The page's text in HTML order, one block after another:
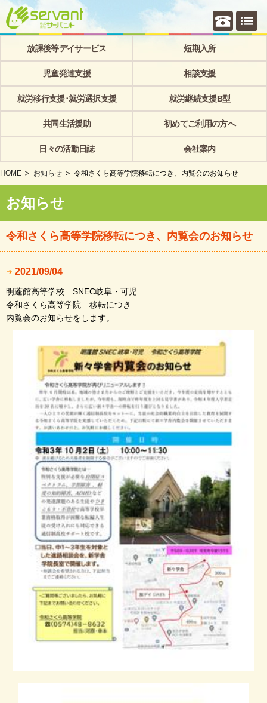
個別相
放課後等デイサービス 短期入所
児童発達支援 相談支援
就労移行支援･就労選択支援 就労継続支援B型
共同生活援助 初めてご利用の方へ
日々の活動日誌 会社案内
HOME お知らせ 令和さくら高等学院移転につき、内覧会のお知らせ
お知らせ
令和さくら高等学院移転につき、内覧会のお知らせ
2021/09/04
明蓬館高等学校 SNEC岐阜・可児
令和さくら高等学院 移転につき
内覧会のお知らせをします。